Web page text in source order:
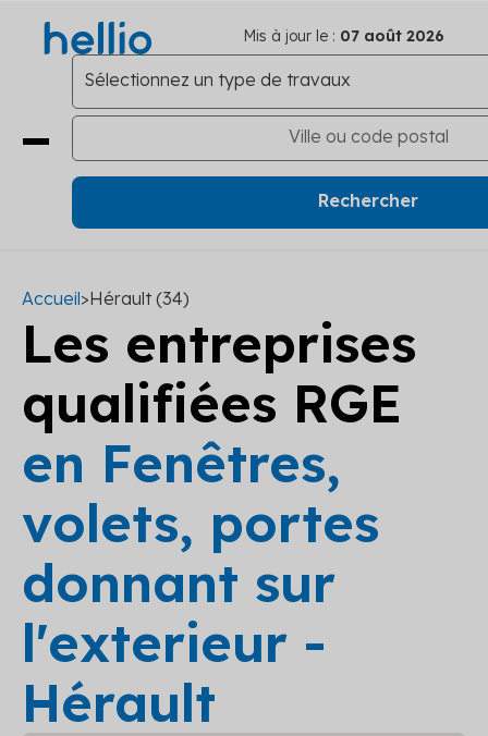
Mis à jour le : 07 août 2026
Accueil>Hérault (34)
Les entreprises
qualifiées RGE
en Fenêtres,
volets, portes
donnant sur
l'exterieur -
Hérault